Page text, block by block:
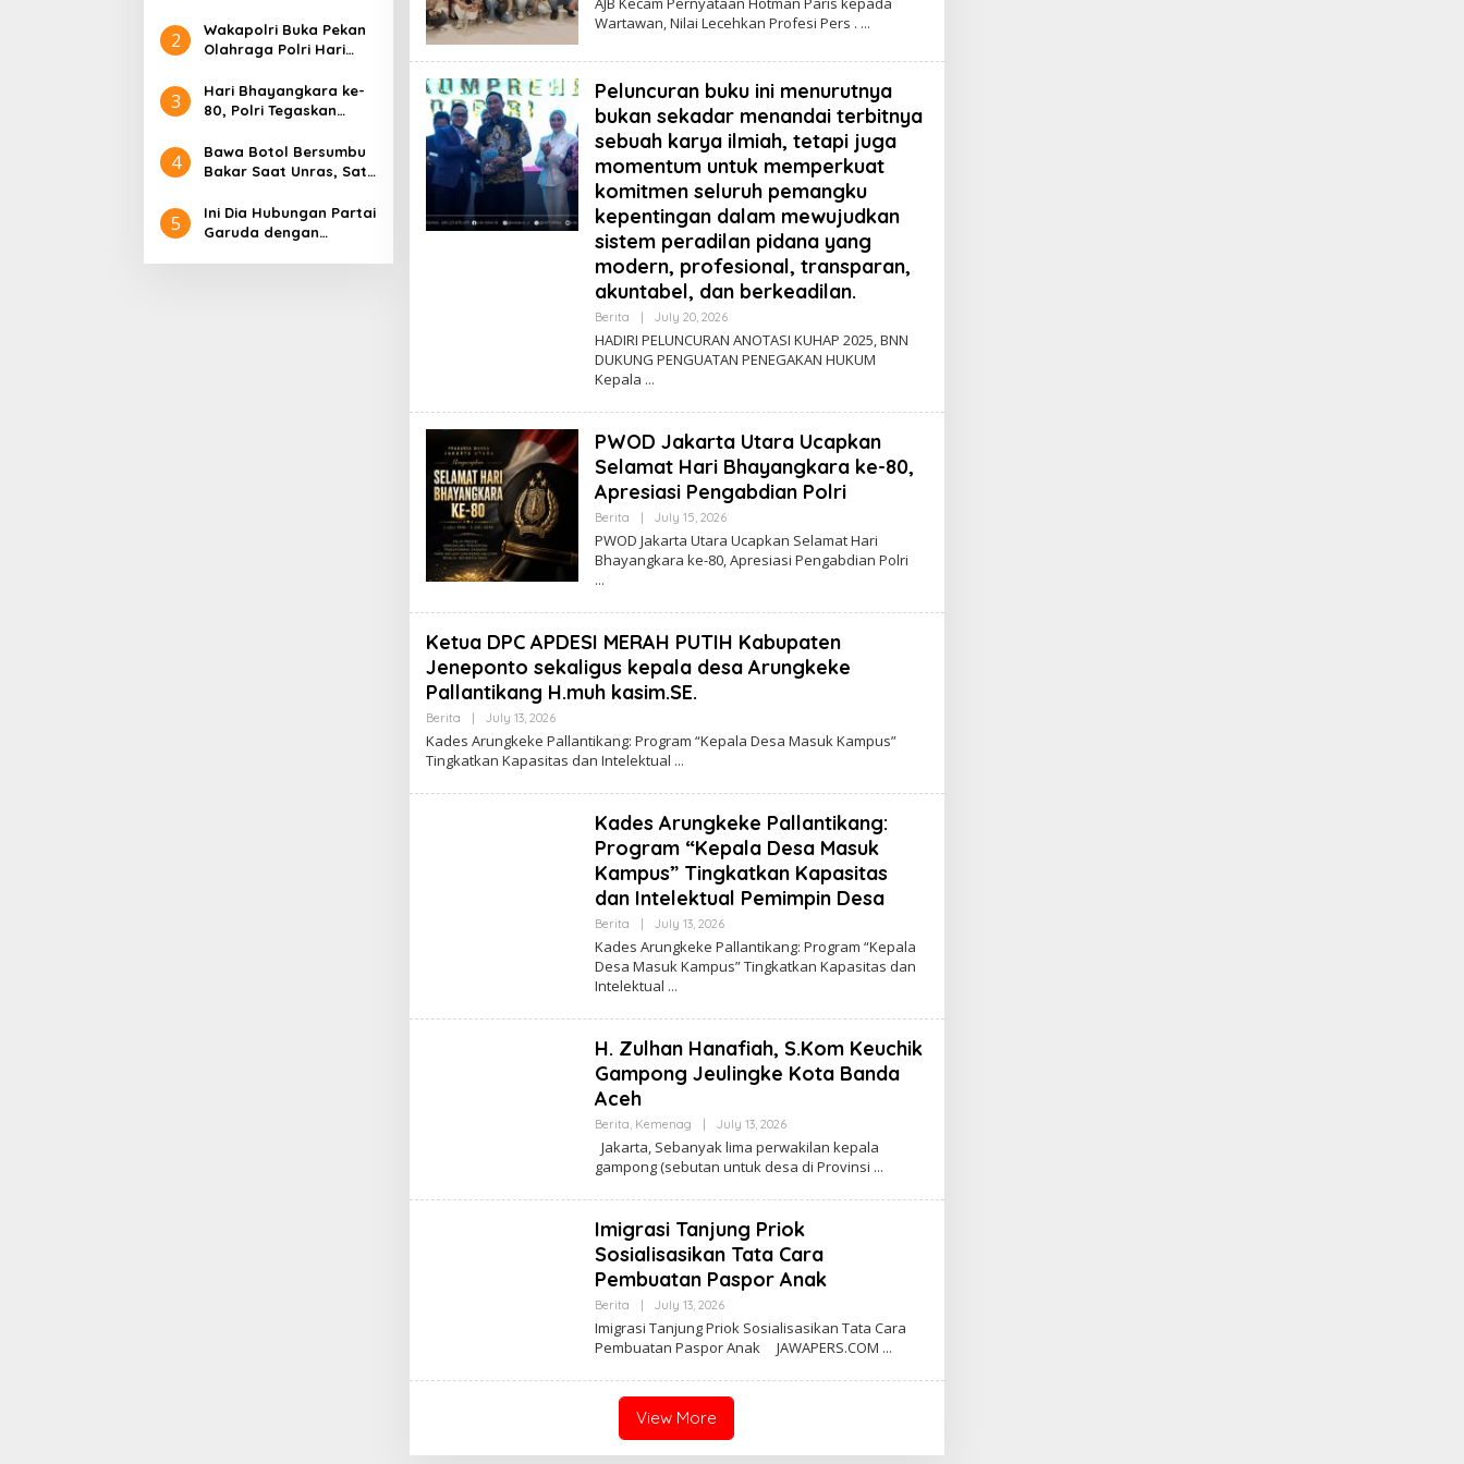
pemangku
kepentingan
mewujudkan
sistem peradilan
modern,
profesional,
akuntabel, dan
berkeadilan.
Kembali Beroperasi
2
Wakapolri Buka Pekan
Olahraga Polri Hari
Tegaskan Semangat
“Polri untuk
3
Hari Bhayangkara ke-
80, Polri Tegaskan
Berkelanjutan untuk
Hadir dan Mengabdi
4
Bawa Botol Bersumbu
Bakar Saat Unras, Satu
Tersangka oleh Polda
Metro Jaya
5
Ini Dia Hubungan Partai
Garuda dengan
A
D
Wartawan, Nilai Lecehkan Profesi Pers .
Peluncuran buku ini menurutnya
bukan sekadar menandai terbitnya
sebuah karya ilmiah, tetapi juga
momentum untuk memperkuat
komitmen seluruh pemangku
kepentingan dalam mewujudkan
sistem peradilan pidana yang
modern, profesional, transparan,
akuntabel, dan berkeadilan.
Berita | July 20, 2026B
Y
A
D
N
HADIRI PELUNCURAN ANOTASI KUHAP 2025, BNN
DUKUNG PENGUATAN PENEGAKAN HUKUM
Kepala
PWOD Jakarta Utara Ucapkan
Selamat Hari Bhayangkara ke-80,
Apresiasi Pengabdian Polri
Berita | July 15, 2026B
Y
A
D
N
PWOD Jakarta Utara Ucapkan Selamat Hari
Bhayangkara ke-80, Apresiasi Pengabdian Polri
Ketua DPC APDESI MERAH PUTIH Kabupaten
Jeneponto sekaligus kepala desa Arungkeke
Pallantikang H.muh kasim.SE.
Berita | July 13, 2026B
A
D
I
Kades Arungkeke Pallantikang: Program “Kepala Desa Masuk Kampus”
Tingkatkan Kapasitas dan Intelektual
Kades Arungkeke Pallantikang:
Program “Kepala Desa Masuk
Kampus” Tingkatkan Kapasitas
dan Intelektual Pemimpin Desa
Berita | July 13, 2026B
A
D
N
Kades Arungkeke Pallantikang: Program “Kepala
Desa Masuk Kampus” Tingkatkan Kapasitas dan
Intelektual
H. Zulhan Hanafiah, S.Kom Keuchik
Gampong Jeulingke Kota Banda
Aceh
Berita, Kemenag | July 13, 2026B
A
D
I
Jakarta, Sebanyak lima perwakilan kepala
gampong (sebutan untuk desa di Provinsi
Imigrasi Tanjung Priok
Sosialisasikan Tata Cara
Pembuatan Paspor Anak
Berita | July 13, 2026B
A
D
I
N
Imigrasi Tanjung Priok Sosialisasikan Tata Cara
Pembuatan Paspor Anak JAWAPERS.COM
View More